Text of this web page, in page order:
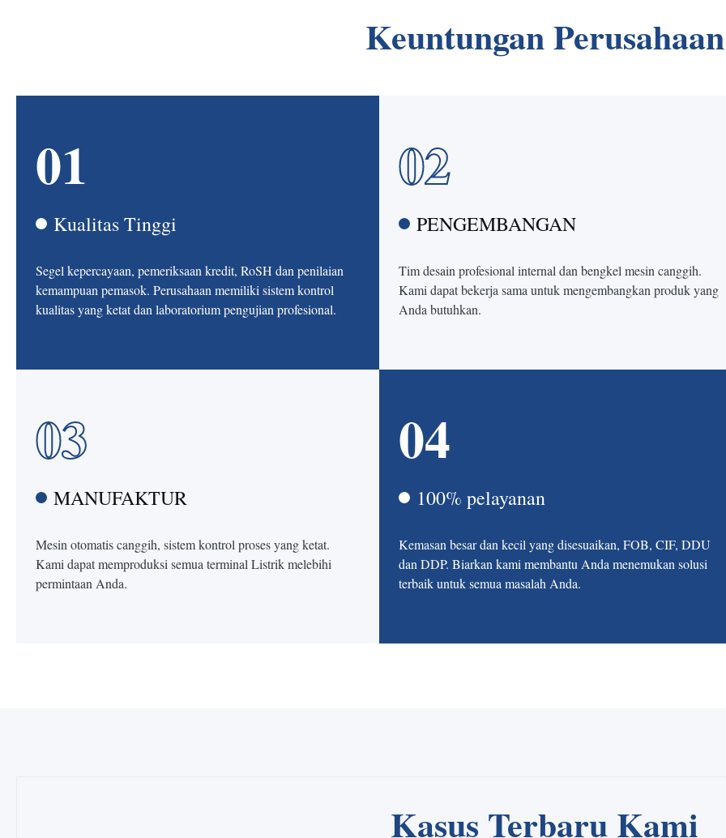
Keuntungan Perusahaan
01
Kualitas Tinggi
Segel kepercayaan, pemeriksaan kredit, RoSH dan penilaian
kemampuan pemasok. Perusahaan memiliki sistem kontrol
kualitas yang ketat dan laboratorium pengujian profesional.
02
PENGEMBANGAN
Tim desain profesional internal dan bengkel mesin canggih.
Kami dapat bekerja sama untuk mengembangkan produk yang
Anda butuhkan.
03
MANUFAKTUR
Mesin otomatis canggih, sistem kontrol proses yang ketat.
Kami dapat memproduksi semua terminal Listrik melebihi
permintaan Anda.
04
100% pelayanan
Kemasan besar dan kecil yang disesuaikan, FOB, CIF, DDU
dan DDP. Biarkan kami membantu Anda menemukan solusi
terbaik untuk semua masalah Anda.
Kasus Terbaru Kami